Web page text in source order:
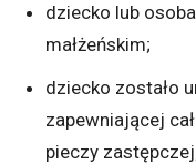
dziecko lub
małżeńskim;
dziecko zostało
zapewniającej
pieczy